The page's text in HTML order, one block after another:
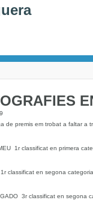
de premis em trobat a faltar a
1r classificat en primera
classificat en segona categoria
3r classificat en segona